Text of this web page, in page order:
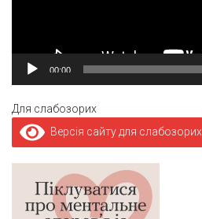
00:00
Для слабозорих
Версія сайту для слабозорих